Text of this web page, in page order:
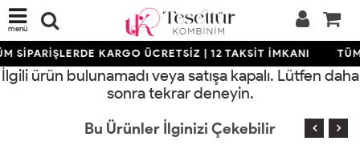
menü
SİPARİŞLERDE KARGO ÜCRETSİZ | 12 TAKSİT İMKANI
İlgili ürün bulunamadı veya satışa kapalı. Lütfen daha
sonra tekrar deneyin.
Bu Ürünler İlginizi Çekebilir